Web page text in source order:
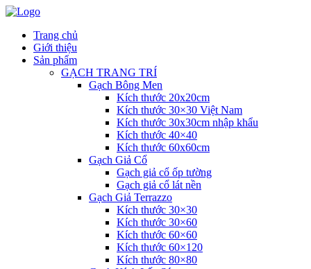
Trang chủ
Giới thiệu
Sản phẩm
GẠCH TRANG TRÍ
Gạch Bông Men
Kích thước 20x20cm
Kích thước 30×30 Việt Nam
Kích thước 30x30cm nhập khẩu
Kích thước 40×40
Kích thước 60x60cm
Gạch Giả Cổ
Gạch giả cổ ốp tường
Gạch giả cổ lát nền
Gạch Giả Terrazzo
Kích thước 30×30
Kích thước 30×60
Kích thước 60×60
Kích thước 60×120
Kích thước 80×80